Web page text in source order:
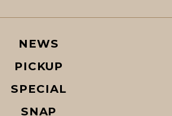
NEWS
PICKUP
SPECIAL
SNAP